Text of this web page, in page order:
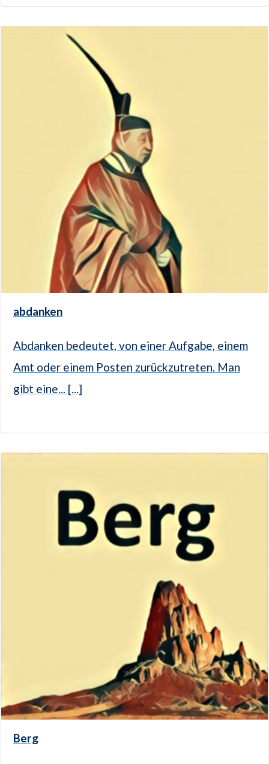
abdanken
Abdanken bedeutet, von einer Aufgabe, einem
Amt oder einem Posten zurückzutreten. Man
gibt eine... [...]
Berg